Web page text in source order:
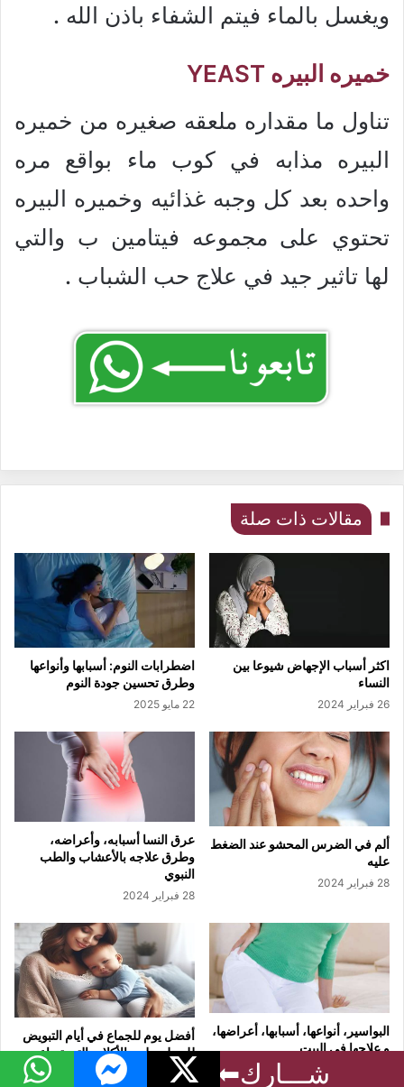
ويغسل بالماء فيتم الشفاء باذن الله .
خميره البيره YEAST
تناول ما مقداره ملعقه صغيره من خميره
البيره مذابه في كوب ماء بواقع مره
واحده بعد كل وجبه غذائيه وخميره البيره
تحتوي على مجموعه فيتامين ب والتي
لها تاثير جيد في علاج حب الشباب .
مقالات ذات صلة
اكثر أسباب الإجهاض شيوعا بين
النساء
26 فبراير 2024
اضطرابات النوم: أسبابها وأنواعها
وطرق تحسين جودة النوم
22 مايو 2025
ألم في الضرس المحشو عند الضغط
عليه
28 فبراير 2024
عرق النسا أسبابه، وأعراضه،
وطرق علاجه بالأعشاب والطب
النبوي
28 فبراير 2024
البواسير، أنواعها، أسبابها، أعراضها،
و علاجها في البيت
أفضل يوم للجماع في أيام التبويض
للحمل بولد و الأكلات التي تساعد
13 يناير 2024